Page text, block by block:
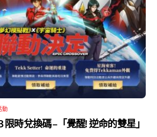
動
限時兌換碼 –「覺醒! 逆命的雙星」